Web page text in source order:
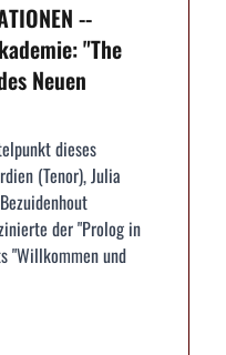
--
"The
Neuen
dieses
(Tenor), Julia
der "Prolog in
"Willkommen und